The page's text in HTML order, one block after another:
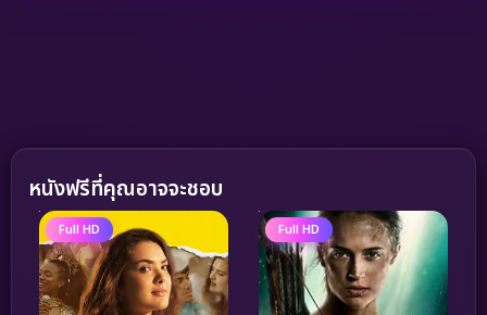
หนังฟรีที่คุณอาจจะชอบ
Full HD Full HD